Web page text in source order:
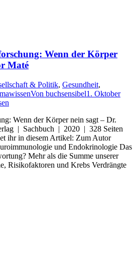
Wenn der Körper
Maté
& Politik, Gesundheit,
Von buchsensibel1. Oktober
Wenn der Körper nein sagt – Dr.
| Sachbuch | 2020 | 328 Seiten
ihr in diesem Artikel: Zum Autor
und Endokrinologie Das
Mehr als die Summe unserer
Risikofaktoren und Krebs Verdrängte